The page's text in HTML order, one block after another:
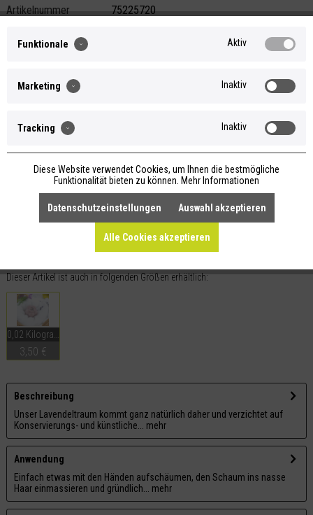
Artikelnummer
75225720
Versand
Auf Lager. Versand in 2-3 Werktagen
Zahlungseingang. Bei unerwartet hohem
Bestellaufkommen (z.B. nach Aktion oder
nachlesen.2
WARENKORB
Dieser Artikel ist auch in folgenden Größen erhältlich:
3,50 €
Beschreibung
Unser Lavendeltraum kommt ganz natürlich daher und verzichtet auf
Konservierungs- und künstliche...
mehr
Anwendung
Einfach etwas mit den Händen aufschäumen, den Schaum ins nasse
Haar einmassieren und gründlich...
mehr
Funktionale Aktiv
Marketing Inaktiv
Tracking Inaktiv
Diese Website verwendet Cookies, um Ihnen die bestmögliche
Funktionalität bieten zu können. Mehr Informationen
Datenschutzeinstellungen Auswahl akzeptieren
Alle Cookies akzeptieren